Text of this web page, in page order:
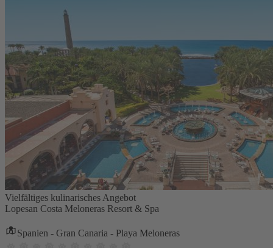
Vielfältiges kulinarisches Angebot
Lopesan Costa Meloneras Resort & Spa
Spanien - Gran Canaria - Playa Meloneras